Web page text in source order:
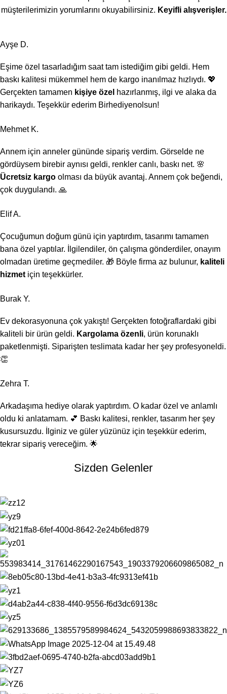
müşterilerimizin yorumlarını okuyabilirsiniz. Keyifli alışverişler.
Ayşe D.
Eşime özel tasarladığım saat tam istediğim gibi geldi. Hem
baskı kalitesi mükemmel hem de kargo inanılmaz hızlıydı. 💖
Gerçekten tamamen kişiye özel hazırlanmış, ilgi ve alaka da
harikaydı. Teşekkür ederim Birhediyenolsun!
Mehmet K.
Annem için anneler gününde sipariş verdim. Görselde ne
gördüysem birebir aynısı geldi, renkler canlı, baskı net. 🌸
Ücretsiz kargo olması da büyük avantaj. Annem çok beğendi,
çok duygulandı. 🙏
Elif A.
Çocuğumun doğum günü için yaptırdım, tasarımı tamamen
bana özel yaptılar. İlgilendiler, ön çalışma gönderdiler, onayım
olmadan üretime geçmediler. 🎁 Böyle firma az bulunur, kaliteli
hizmet için teşekkürler.
Burak Y.
Ev dekorasyonuna çok yakıştı! Gerçekten fotoğraflardaki gibi
kaliteli bir ürün geldi. Kargolama özenli, ürün korunaklı
paketlenmişti. Siparişten teslimata kadar her şey profesyoneldi.
👏
Zehra T.
Arkadaşıma hediye olarak yaptırdım. O kadar özel ve anlamlı
oldu ki anlatamam. 💕 Baskı kalitesi, renkler, tasarım her şey
kusursuzdu. İlginiz ve güler yüzünüz için teşekkür ederim,
tekrar sipariş vereceğim. 🌟
Sizden Gelenler